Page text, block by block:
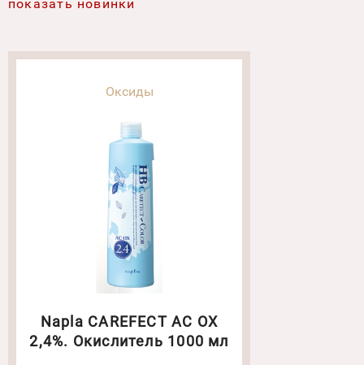
показать новинки
Оксиды
Napla CAREFECT AC OX
2,4%. Окислитель 1000 мл